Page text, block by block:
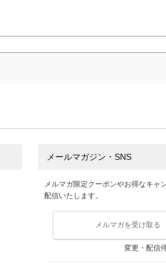
メールマガジン・SNS
メルマガ限定クーポンやお得なキャ
配信いたします。
メルマガを受け取る
変更・配信